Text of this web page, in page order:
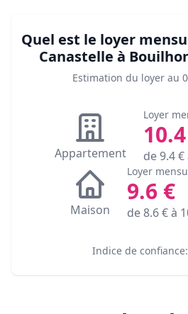
Quel est le loyer
Canastelle à
Estimation du loyer au
Appartement
Loyer
10.4
de9.4€
Maison
Loyer
9.6 €
de8.6€ à
Indice de confiance: